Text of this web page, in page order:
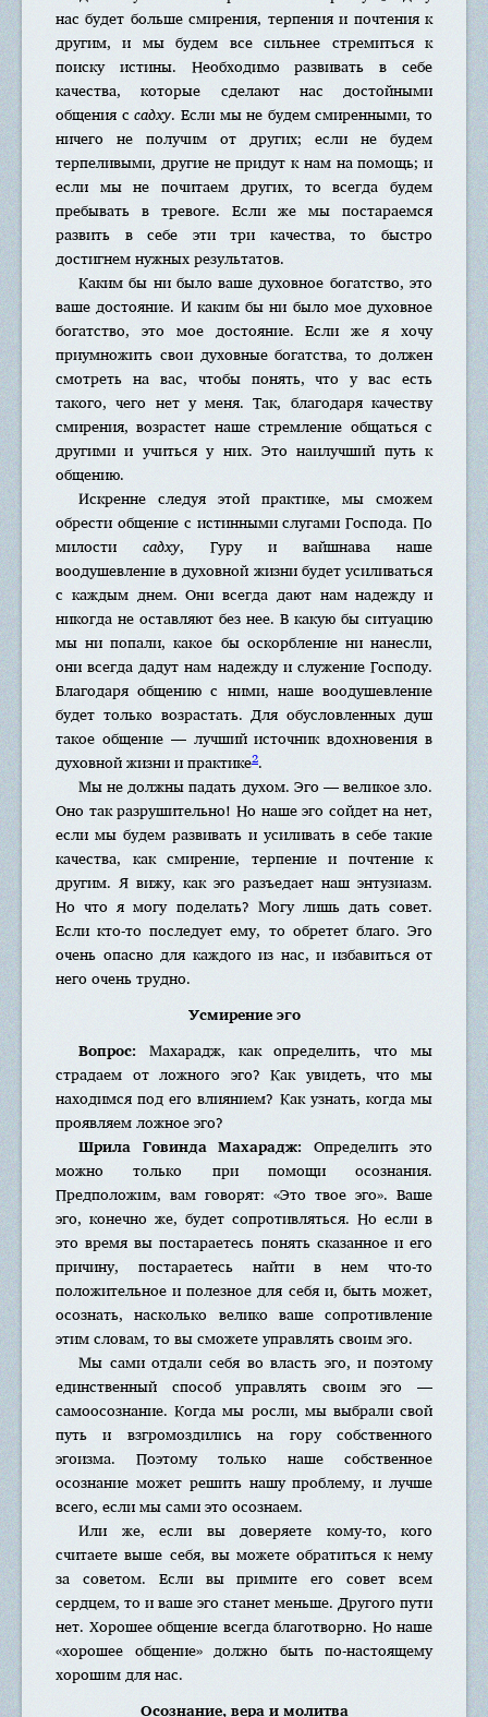
нас будет больше смирения, терпения и почтения к
другим, и мы будем все сильнее стремиться к
поиску истины. Необходимо развивать в себе
качества, которые сделают нас достойными
общения ссадху. Если мы не будем смиренными, то
ничего не получим от других; если не будем
терпеливыми, другие не придут к нам на помощь; и
если мы не почитаем других, то всегда будем
пребывать в тревоге. Если же мы постараемся
развить в себе эти три качества, то быстро
достигнем нужных результатов.
Каким бы ни было ваше духовное богатство, это
ваше достояние. И каким бы ни было мое духовное
богатство, это мое достояние. Если же я хочу
приумножить свои духовные богатства, то должен
смотреть на вас, чтобы понять, что у вас есть
такого, чего нет у меня. Так, благодаря качеству
смирения, возрастет наше стремление общаться с
другими и учиться у них. Это наилучший путь к
общению.
Искренне следуя этой практике, мы сможем
обрести общение с истинными слугами Господа. По
милости садху, Гуру и вайшнава наше
воодушевление в духовной жизни будет усиливаться
с каждым днем. Они всегда дают нам надежду и
никогда не оставляют без нее. В какую бы ситуацию
мы ни попали, какое бы оскорбление ни нанесли,
они всегда дадут нам надежду и служение Господу.
Благодаря общению с ними, наше воодушевление
будет только возрастать. Для обусловленных душ
такое общение — лучший источник вдохновения в
духовной жизни и практике2.
Мы не должны падать духом. Эго — великое зло.
Оно так разрушительно! Но наше эго сойдет на нет,
если мы будем развивать и усиливать в себе такие
качества, как смирение, терпение и почтение к
другим. Я вижу, как эго разъедает наш энтузиазм.
Но что я могу поделать? Могу лишь дать совет.
Если кто-то последует ему, то обретет благо. Эго
очень опасно для каждого из нас, и избавиться от
него очень трудно.
Усмирение эго
Вопрос: Махарадж, как определить, что мы
страдаем от ложного эго? Как увидеть, что мы
находимся под его влиянием? Как узнать, когда мы
проявляем ложное эго?
Шрила Говинда Махарадж: Определить это
можно только при помощи осознания.
Предположим, вам говорят: «Это твое эго». Ваше
эго, конечно же, будет сопротивляться. Но если в
это время вы постараетесь понять сказанное и его
причину, постараетесь найти в нем что-то
положительное и полезное для себя и, быть может,
осознать, насколько велико ваше сопротивление
этим словам, то вы сможете управлять своим эго.
Мы сами отдали себя во власть эго, и поэтому
единственный способ управлять своим эго —
самоосознание. Когда мы росли, мы выбрали свой
путь и взгромоздились на гору собственного
эгоизма. Поэтому только наше собственное
осознание может решить нашу проблему, и лучше
всего, если мы сами это осознаем.
Или же, если вы доверяете кому-то, кого
считаете выше себя, вы можете обратиться к нему
за советом. Если вы примите его совет всем
сердцем, то и ваше эго станет меньше. Другого пути
нет. Хорошее общение всегда благотворно. Но наше
«хорошее общение» должно быть по-настоящему
хорошим для нас.
Осознание, вера и молитва